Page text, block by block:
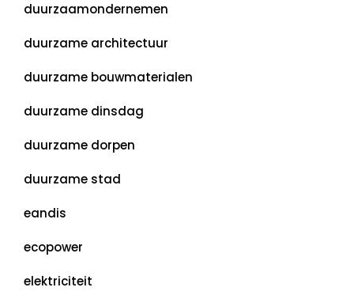
duurzaamondernemen
duurzame architectuur
duurzame bouwmaterialen
duurzame dinsdag
duurzame dorpen
duurzame stad
eandis
ecopower
elektriciteit